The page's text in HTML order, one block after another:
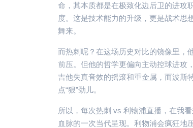
命，其本质都是在极致化边后卫的进攻
度。这是技术能力的升级，更是战术思
舞来。
而热刺呢？在这场历史对比的镜像里，
前压。但他的哲学更偏向主动控球进攻
吉他失真音效的摇滚和重金属，而波斯
点“狠”劲儿。
所以，每次热刺 vs 利物浦直播，在我
血脉的一次当代呈现。利物浦会疯狂地